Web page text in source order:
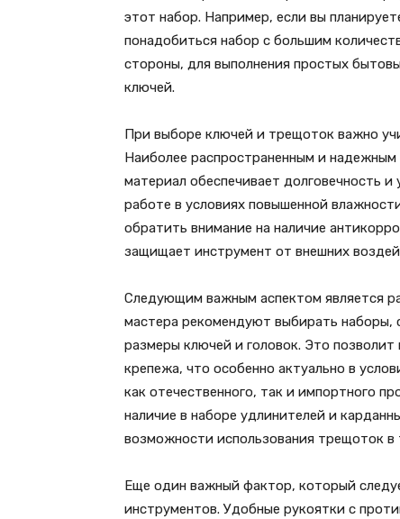
этот набор. Например, если вы
понадобиться набор с большим
стороны, для выполнения простых
ключей.
При выборе ключей и трещоток важно
Наиболее распространенным и
материал обеспечивает долговечность
работе в условиях повышенной
обратить внимание на наличие
защищает инструмент от внешних
Следующим важным аспектом является
мастера рекомендуют выбирать наборы,
размеры ключей и головок. Это
крепежа, что особенно актуально в
как отечественного, так и импортного
наличие в наборе удлинителей и
возможности использования трещоток в
Еще один важный фактор, который
инструментов. Удобные рукоятки с